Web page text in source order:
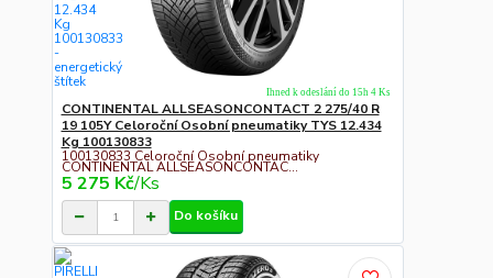
CONTINENTAL ALLSEASONCONTACT 2 275/40 R
19 105Y Celoroční Osobní pneumatiky TYS 12.434
Kg 100130833
100130833 Celoroční Osobní pneumatiky
CONTINENTAL ALLSEASONCONTAC...
5 275 Kč/Ks
Ihned k odeslání do 15h 4 Ks
Do košíku